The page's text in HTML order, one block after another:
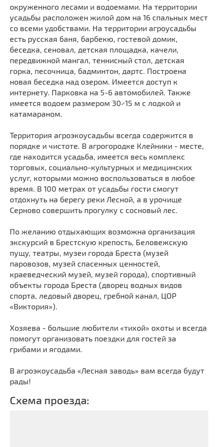
окруженного лесами и водоемами. На территории
усадьбы расположен жилой дом на 16 спальных мест
со всеми удобствами. На территории агроусадьбы
есть русская баня, барбекю, гостевой домик,
беседка, сеновал, детская площадка, качели,
передвижной мангал, теннисный стол, детская
горка, песочница, бадминтон, дартс. Построена
новая беседка над озером. Имеется доступ к
интернету. Парковка на 5-6 автомобилей. Также
имеется водоем размером 30×15 м с лодкой и
катамараном.
Территория агроэкоусадьбы всегда содержится в
порядке и чистоте. В агрогородке Клейники - месте,
где находится усадьба, имеется весь комплекс
торговых, социально-культурных и медицинских
услуг, которыми можно воспользоваться в любое
время. В 100 метрах от усадьбы гости смогут
отдохнуть на берегу реки Лесной, а в урочище
Серново совершить прогулку с сосновый лес.
По желанию отдыхающих возможна организация
экскурсий в Брестскую крепость, Беловежскую
пущу, театры, музеи города Бреста (музей
паровозов, музей спасенных ценностей,
краеведческий музей, музей города), спортивный
объекты города Бреста (дворец водных видов
спорта, ледовый дворец, гребной канал, ЦОР
«Виктория»).
Хозяева - большие любители «тихой» охоты и всегда
помогут организовать поездки для гостей за
грибами и ягодами.
В агроэкоусадьба «Лесная заводь» вам всегда будут
рады!
Схема проезда: